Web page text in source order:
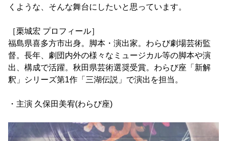
くような、そんな舞台にしたいと思っています。
［栗城宏 プロフィール］
福島県喜多方市出身。脚本・演出家。わらび劇場芸術監
督。長年、劇団内外の様々なミュージカル等の脚本や演
出、構成で活躍。秋田県芸術選奨受賞。わらび座「新解
釈」シリーズ第1作「三湖伝説」で演出を担当。
・主演 久保田美宥(わらび座)